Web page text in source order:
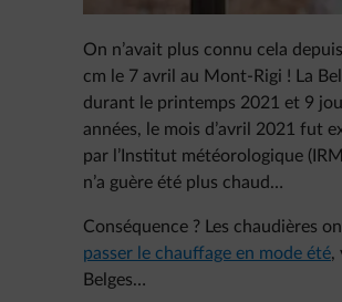
On n’avait plus connu cela
cm le 7 avril au Mont-Rigi ! La
durant le printemps 2021 et 9
années, le mois d’avril 2021 fut
par l’Institut météorologique
n’a guère été plus chaud…
Conséquence ? Les chaudières
passer le chauffage en mode été,
Belges…